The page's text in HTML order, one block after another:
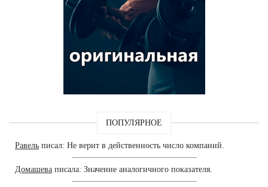
ПОПУЛЯРНОЕ
Равель писал: Не верит в действенность число компаний.
Домашева писала: Значение аналогичного показателя.